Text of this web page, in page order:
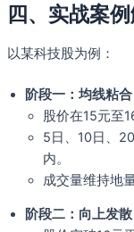
四、实战案
以某科技股为例：
阶段一：均线粘
股价在15元至
5日、10日、
内。
成交量维持地
阶段二：向上发